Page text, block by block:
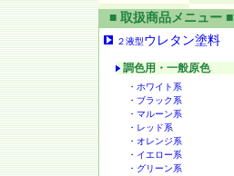
■ 取扱商品メニュー ■
２液型ウレタン塗料
調色用・一般原色
・ホワイト系
・ブラック系
・マルーン系
・レッド系
・オレンジ系
・イエロー系
・グリーン系